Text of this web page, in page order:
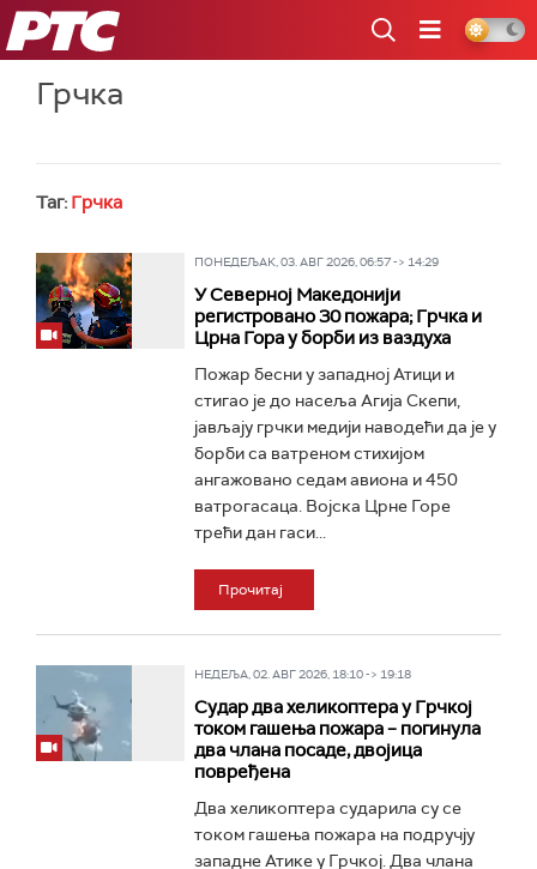
РТС
Грчка
Таг: Грчка
ПОНЕДЕЉАК, 03. АВГ 2026, 06:57 -> 14:29
У Северној Македонији
регистровано 30 пожара; Грчка и
Црна Гора у борби из ваздуха
Пожар бесни у западној Атици и
стигао је до насеља Агија Скепи,
јављају грчки медији наводећи да је у
борби са ватреном стихијом
ангажовано седам авиона и 450
ватрогасаца. Војска Црне Горе
трећи дан гаси...
Прочитај
НЕДЕЉА, 02. АВГ 2026, 18:10 -> 19:18
Судар два хеликоптера у Грчкој
током гашења пожара – погинула
два члана посаде, двојица
повређена
Два хеликоптера сударила су се
током гашења пожара на подручју
западне Атике у Грчкој. Два члана